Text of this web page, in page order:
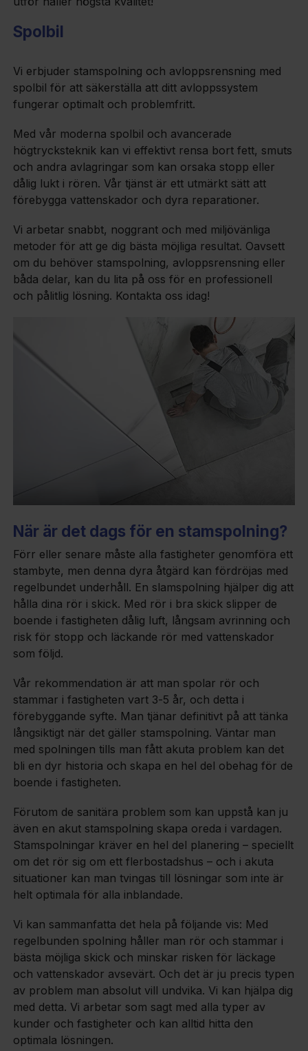
Spolbil
Vi erbjuder stamspolning och avloppsrensning med
spolbil för att säkerställa att ditt avloppssystem
fungerar optimalt och problemfritt.
Med vår moderna spolbil och avancerade
högtrycksteknik kan vi effektivt rensa bort fett, smuts
och andra avlagringar som kan orsaka stopp eller
dålig lukt i rören. Vår tjänst är ett utmärkt sätt att
förebygga vattenskador och dyra reparationer.
Vi arbetar snabbt, noggrant och med miljövänliga
metoder för att ge dig bästa möjliga resultat. Oavsett
om du behöver stamspolning, avloppsrensning eller
båda delar, kan du lita på oss för en professionell
och pålitlig lösning. Kontakta oss idag!
När är det dags för en stamspolning?
Förr eller senare måste alla fastigheter genomföra ett
stambyte, men denna dyra åtgärd kan fördröjas med
regelbundet underhåll. En slamspolning hjälper dig att
hålla dina rör i skick. Med rör i bra skick slipper de
boende i fastigheten dålig luft, långsam avrinning och
risk för stopp och läckande rör med vattenskador
som följd.
Vår rekommendation är att man spolar rör och
stammar i fastigheten vart 3-5 år, och detta i
förebyggande syfte. Man tjänar definitivt på att tänka
långsiktigt när det gäller stamspolning. Väntar man
med spolningen tills man fått akuta problem kan det
bli en dyr historia och skapa en hel del obehag för de
boende i fastigheten.
Förutom de sanitära problem som kan uppstå kan ju
även en akut stamspolning skapa oreda i vardagen.
Stamspolningar kräver en hel del planering – speciellt
om det rör sig om ett flerbostadshus – och i akuta
situationer kan man tvingas till lösningar som inte är
helt optimala för alla inblandade.
Vi kan sammanfatta det hela på följande vis: Med
regelbunden spolning håller man rör och stammar i
bästa möjliga skick och minskar risken för läckage
och vattenskador avsevärt. Och det är ju precis typen
av problem man absolut vill undvika. Vi kan hjälpa dig
med detta. Vi arbetar som sagt med alla typer av
kunder och fastigheter och kan alltid hitta den
optimala lösningen.